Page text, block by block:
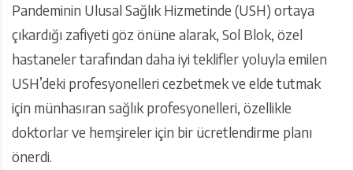
Pandeminin Ulusal Sağlık Hizmetinde (USH) ortaya
çıkardığı zafiyeti göz önüne alarak, Sol Blok, özel
hastaneler tarafından daha iyi teklifler yoluyla emilen
USH’deki profesyonelleri cezbetmek ve elde tutmak
için münhasıran sağlık profesyonelleri, özellikle
doktorlar ve hemşireler için bir ücretlendirme planı
önerdi.